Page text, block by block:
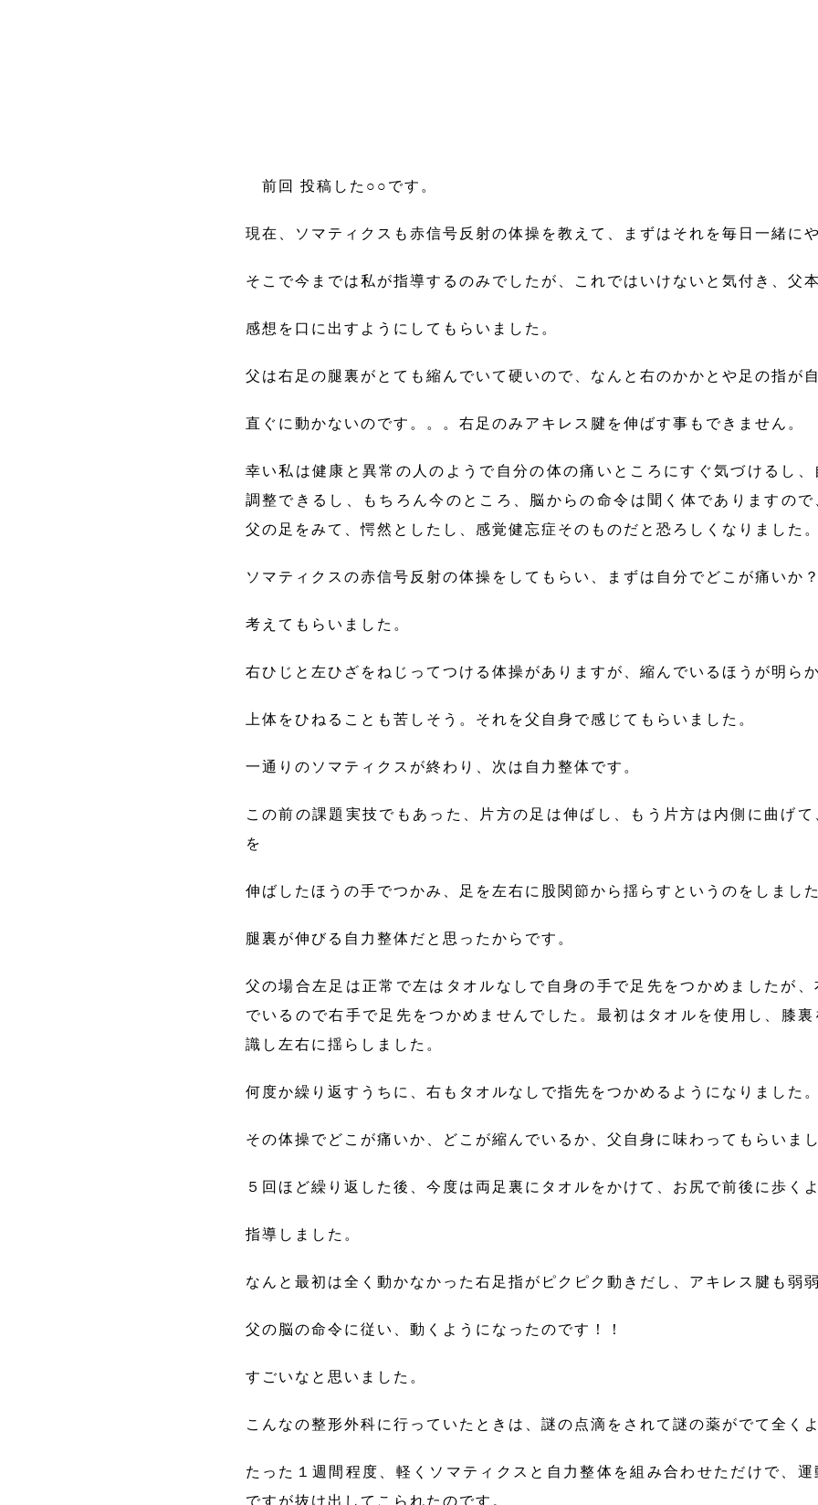
前回 投稿した○○です。
現在、ソマティクスも赤信号反射の体操を教えて、まずはそれを毎日一緒にや
そこで今までは私が指導するのみでしたが、これではいけないと気付き、父
感想を口に出すようにしてもらいました。
父は右足の腿裏がとても縮んでいて硬いので、なんと右のかかとや足の指が
直ぐに動かないのです。。。右足のみアキレス腱を伸ばす事もできません。
幸い私は健康と異常の人のようで自分の体の痛いところにすぐ気づけるし
調整できるし、もちろん今のところ、脳からの命令は聞く体でありますの
父の足をみて、愕然としたし、感覚健忘症そのものだと恐ろしくなりました。
ソマティクスの赤信号反射の体操をしてもらい、まずは自分でどこが痛いか
考えてもらいました。
右ひじと左ひざをねじってつける体操がありますが、縮んでいるほうが明ら
上体をひねることも苦しそう。それを父自身で感じてもらいました。
一通りのソマティクスが終わり、次は自力整体です。
この前の課題実技でもあった、片方の足は伸ばし、もう片方は内側に曲げ
を
伸ばしたほうの手でつかみ、足を左右に股関節から揺らすというのをしました
腿裏が伸びる自力整体だと思ったからです。
父の場合左足は正常で左はタオルなしで自身の手で足先をつかめましたが
でいるので右手で足先をつかめませんでした。最初はタオルを使用し、膝
識し左右に揺らしました。
何度か繰り返すうちに、右もタオルなしで指先をつかめるようになりました。
その体操でどこが痛いか、どこが縮んでいるか、父自身に味わってもらいまし
５回ほど繰り返した後、今度は両足裏にタオルをかけて、お尻で前後に歩く
指導しました。
なんと最初は全く動かなかった右足指がピクピク動きだし、アキレス腱も弱
父の脳の命令に従い、動くようになったのです！！
すごいなと思いました。
こんなの整形外科に行っていたときは、謎の点滴をされて謎の薬がでて全く
たった１週間程度、軽くソマティクスと自力整体を組み合わせただけで、
ですが抜け出してこられたのです。